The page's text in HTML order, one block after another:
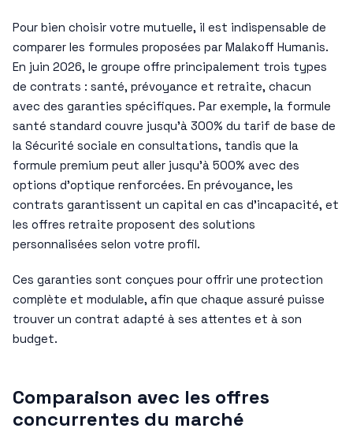
Pour bien choisir votre mutuelle, il est indispensable de
comparer les formules proposées par Malakoff Humanis.
En juin 2026, le groupe offre principalement trois types
de contrats : santé, prévoyance et retraite, chacun
avec des garanties spécifiques. Par exemple, la formule
santé standard couvre jusqu’à 300% du tarif de base de
la Sécurité sociale en consultations, tandis que la
formule premium peut aller jusqu’à 500% avec des
options d’optique renforcées. En prévoyance, les
contrats garantissent un capital en cas d’incapacité, et
les offres retraite proposent des solutions
personnalisées selon votre profil.
Ces garanties sont conçues pour offrir une protection
complète et modulable, afin que chaque assuré puisse
trouver un contrat adapté à ses attentes et à son
budget.
Comparaison avec les offres
concurrentes du marché